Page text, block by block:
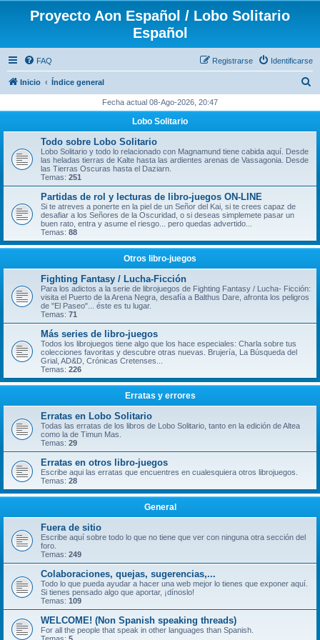
Proyecto Aon Español / Lobo Solitario
Español
FAQ Identificarse
Registrarse
Inicio Índice general
c
Fecha actual 08-Ago-2026, 20:47
Lobo Solitario
Todo sobre Lobo Solitario
Lobo Solitario y todo lo relacionado con Magnamund tiene cabida aquí. Desde
las heladas tierras de Kalte hasta las ardientes arenas de Vassagonia. Desde
las Tierras Oscuras hasta el Daziarn.
Temas: 251
Partidas de rol y lecturas de libro-juegos ON-LINE
Si te atreves a ponerte en la piel de un Señor del Kai, si te crees capaz de
desafiar a los Señores de la Oscuridad, o si deseas simplemete pasar un
buen rato, entra y asume el riesgo... pero quedas advertido...
Temas: 88
Otros libro-juegos
Fighting Fantasy / Lucha-Ficción
Para los adictos a la serie de librojuegos de Fighting Fantasy / Lucha- Ficción:
visita el Puerto de la Arena Negra, desafía a Balthus Dare, afronta los peligros
de "El Paseo"... éste es tu lugar.
Temas: 71
Más series de libro-juegos
Todos los librojuegos tiene algo que los hace especiales: Charla sobre tus
colecciones favoritas y descubre otras nuevas. Brujería, La Búsqueda del
Grial, AD&D, Crónicas Cretenses...
Temas: 226
Erratas y errores
Erratas en Lobo Solitario
Todas las erratas de los libros de Lobo Solitario, tanto en la edición de Altea
como la de Timun Mas.
Temas: 29
Erratas en otros libro-juegos
Escribe aqui las erratas que encuentres en cualesquiera otros librojuegos.
Temas: 28
General
Fuera de sitio
Escribe aquí sobre todo lo que no tiene que ver con ninguna otra sección del
foro.
Temas: 249
Colaboraciones, quejas, sugerencias,...
Todo lo que pueda ayudar a hacer una web mejor lo tienes que exponer aquí.
Si tienes pensado algo que aportar, ¡dínoslo!
Temas: 109
WELCOME! (Non Spanish speaking threads)
For all the people that speak in other languages than Spanish.